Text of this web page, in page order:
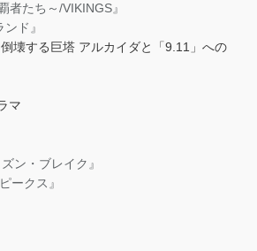
者たち～/VIKINGS』
ド』
壊する巨塔 アルカイダと「9.11」への
マ
ン・ブレイク』
ークス』